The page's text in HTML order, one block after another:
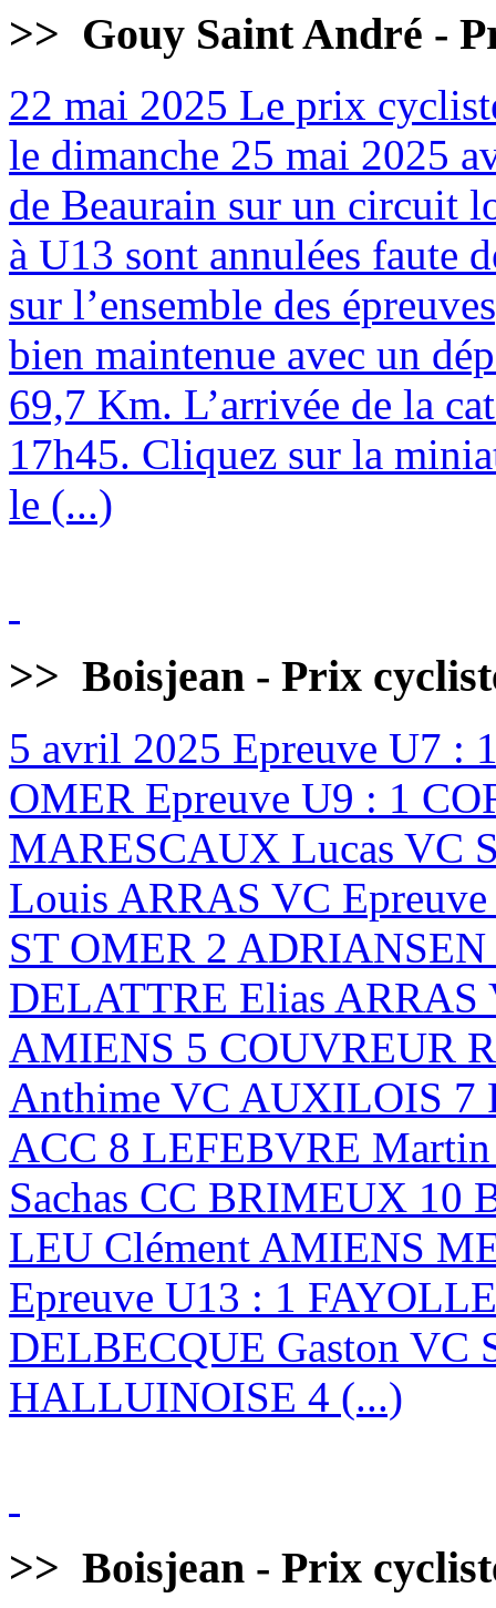
>> Gouy Saint André -
22 mai 2025 Le prix
le dimanche 25 mai 2025
de Beaurain sur un circuit
à U13 sont annulées faute
sur l’ensemble des
bien maintenue avec un
69,7 Km. L’arrivée de la
17h45. Cliquez sur la
le (...)
>> Boisjean - Prix
5 avril 2025 Epreuve U7 :
OMER Epreuve U9 : 1
MARESCAUX Lucas VC
Louis ARRAS VC
ST OMER 2
DELATTRE Elias
AMIENS 5 COUVREUR
Anthime VC AUXILOIS 7
ACC 8 LEFEBVRE
Sachas CC BRIMEUX 10
LEU Clément AMIENS
Epreuve U13 : 1
DELBECQUE Gaston VC
HALLUINOISE 4 (...)
>> Boisjean - Prix